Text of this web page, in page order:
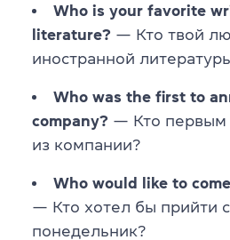
Who is your favorite
literature? — Кто твой
иностранной
Who was the first to
company? — Кто первым
из компании?
Who would like to
— Кто хотел бы прийти
понедельник?